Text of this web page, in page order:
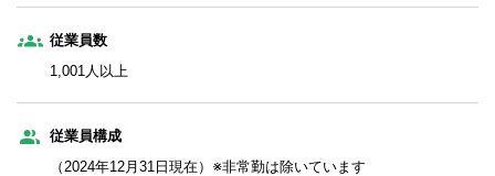
従業員数
1,001人以上
従業員構成
（2024年12月31日現在）※非常勤は除いています